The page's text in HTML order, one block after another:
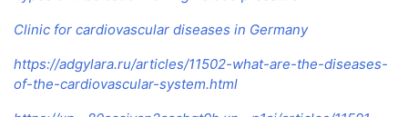
Clinic for cardiovascular diseases in Germany
https://adgylara.ru/articles/11502-what-are-the-diseases-
of-the-cardiovascular-system.html